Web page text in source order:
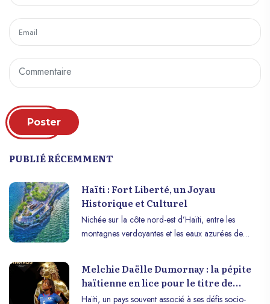
Poster
PUBLIÉ RÉCEMMENT
Haïti : Fort Liberté, un Joyau
Historique et Culturel
Nichée sur la côte nord-est d’Haïti, entre les
montagnes verdoyantes et les eaux azurées de
historique et culturel regorge d’histoires
fascinantes, de paysages pittoresques et d’une
Melchie Daëlle Dumornay : la pépite
haïtienne en lice pour le titre de
meilleure joueuse de la CONCACAF
Haïti, un pays souvent associé à ses défis socio-